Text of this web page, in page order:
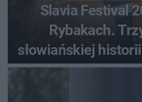
Slavia Festival
Rybakach.
słowiańskiej
relaksu nad